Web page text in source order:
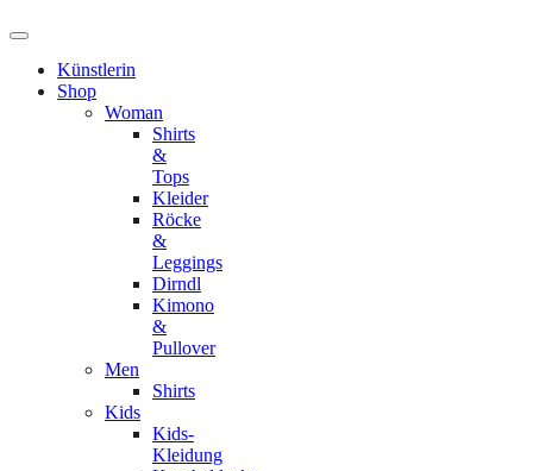
Künstlerin
Shop
Woman
Shirts
&
Tops
Kleider
Röcke
&
Leggings
Dirndl
Kimono
&
Pullover
Men
Shirts
Kids
Kids-
Kleidung